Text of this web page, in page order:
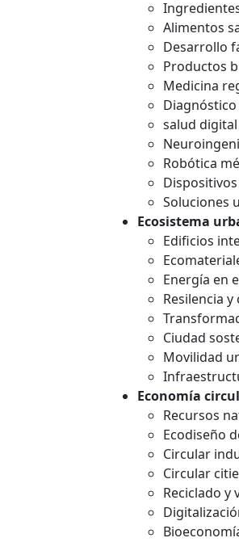
Alimentos
Desarrollo
Productos
Medicina
salud
Robótica
Soluciones
Ecosistema
Edificios
Energía en
Resilencia
Ciudad
Movilidad
Economía
Recursos
Ecodiseño
Circular
Circular
Reciclado y